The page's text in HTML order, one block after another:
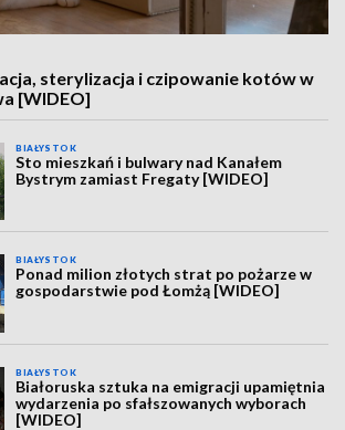
sterylizacja i czipowanie kotów w
[WIDEO]
BIAŁYSTOK
Sto mieszkań i bulwary nad Kanałem
Bystrym zamiast Fregaty [WIDEO]
BIAŁYSTOK
Ponad milion złotych strat po pożarze w
gospodarstwie pod Łomżą [WIDEO]
BIAŁYSTOK
Białoruska sztuka na emigracji upamiętnia
wydarzenia po sfałszowanych wyborach
[WIDEO]